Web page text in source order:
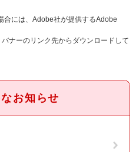
合には、Adobe社が提供するAdobe
ナーのリンク先からダウンロードして
お知らせ